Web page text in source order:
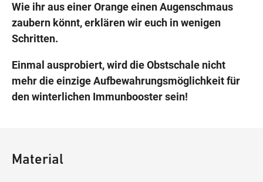
Wie ihr aus einer Orange einen Augenschmaus
zaubern könnt, erklären wir euch in wenigen
Schritten.
Einmal ausprobiert, wird die Obstschale nicht
mehr die einzige Aufbewahrungsmöglichkeit für
den winterlichen Immunbooster sein!
Material